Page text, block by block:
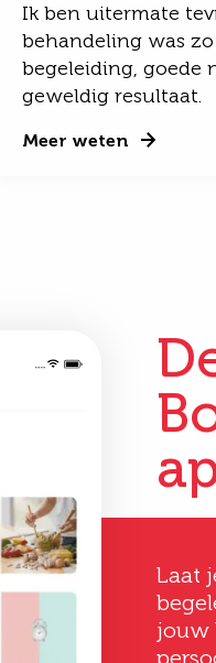
Ik ben uitermate
behandeling was
begeleiding, goede
geweldig resultaat.
Meer weten
Deveney
Vermeij
20 jaar oud
Laat
jouw